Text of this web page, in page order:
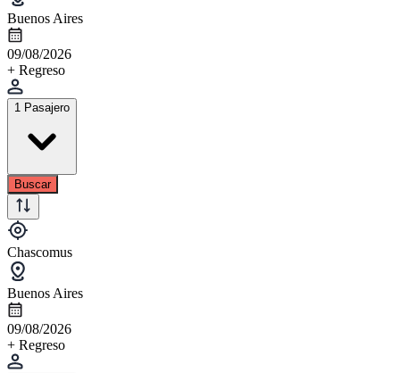
Buenos Aires
09/08/2026
+ Regreso
1 Pasajero
Buscar
Chascomus
Buenos Aires
09/08/2026
+ Regreso